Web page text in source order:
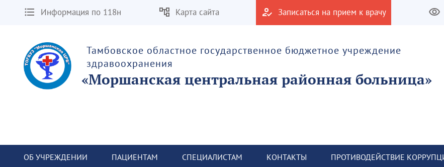
Информация по 118н Карта сайта Записаться на прием к врачу
Тамбовское областное государственное бюджетное учреждение
здравоохранения
«Моршанская центральная районная больница»
ОБ УЧРЕЖДЕНИИ ПАЦИЕНТАМ СПЕЦИАЛИСТАМ КОНТАКТЫ ПРОТИВОДЕЙСТВИЕ